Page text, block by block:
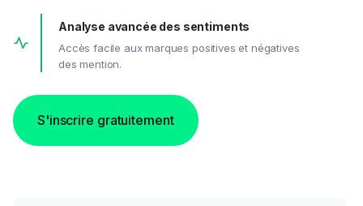
Analyse avancée des sentiments
Accès facile aux marques positives et négatives
des mention.
S'inscrire gratuitement